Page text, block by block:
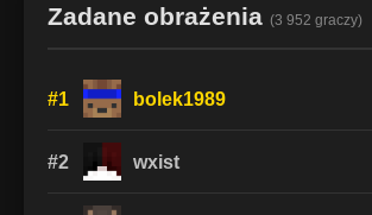
Zadane obrażenia (3 952 graczy)
#1 bolek1989
#2 wxist